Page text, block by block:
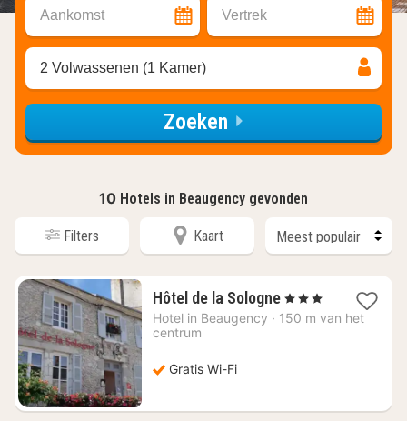
Aankomst Vertrek
2 Volwassenen (1 Kamer)
Zoeken
10 Hotels in Beaugency gevonden
Filters Kaart
Hôtel de la Sologne1
nacht
, 3 Sterren
Hotel in Beaugency · 150 m van het
centrum
Gratis Wi-Fi